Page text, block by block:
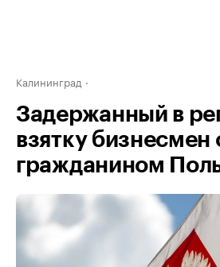
Калининград
Задержанный в
взятку бизнесмен
гражданином